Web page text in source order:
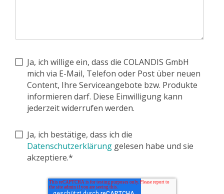
Ja, ich willige ein, dass die COLANDIS GmbH
mich via E-Mail, Telefon oder Post über neuen
Content, Ihre Serviceangebote bzw. Produkte
informieren darf. Diese Einwilligung kann
jederzeit widerrufen werden.
Ja, ich bestätige, dass ich die
Datenschutzerklärung gelesen habe und sie
akzeptiere.*